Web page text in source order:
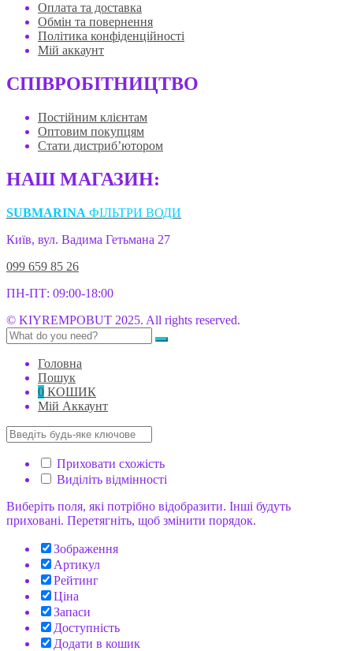
Оплата та доставка
Обмін та повернення
Політика конфіденційності
Мій аккаунт
СПІВРОБІТНИЦТВО
Постійним клієнтам
Оптовим покупцям
Стати дистриб’ютором
НАШ МАГАЗИН:
SUBMARINA ФІЛЬТРИ ВОДИ
Київ, вул. Вадима Гетьмана 27
099 659 85 26
ПН-ПТ: 09:00-18:00
© KIYREMPOBUT 2025. All rights reserved.
Головна
Пошук
0 КОШИК
Мій Аккаунт
Приховати схожість
Виділіть відмінності
Виберіть поля, які потрібно відобразити. Інші будуть
приховані. Перетягніть, щоб змінити порядок.
Зображення
Артикул
Рейтинг
Ціна
Запаси
Доступність
Додати в кошик